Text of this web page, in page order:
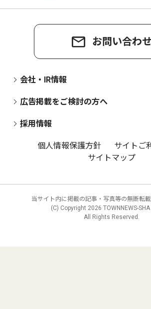
お問い合わせ
会社・IR情報
広告掲載をご検討の方へ
採用情報
個人情報保護方針
サイトご
サイトマップ
当サイト内に掲載の記事・写真等の無断転載
(C) Copyright 2026 TOWNNEWS-SHA
All Rights Reserved.